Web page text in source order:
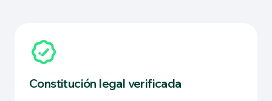
Constitución legal verificada